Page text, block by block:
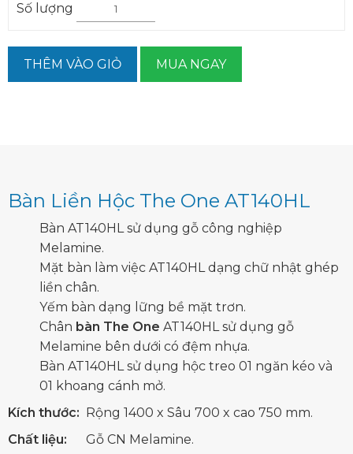
Số lượng
THÊM VÀO GIỎ MUA NGAY
Bàn Liền Hộc The One AT140HL
Bàn AT140HL sử dụng gỗ công nghiệp
Melamine.
Mặt bàn làm việc AT140HL dạng chữ nhật ghép
liền chân.
Yếm bàn dạng lững bề mặt trơn.
Chân bàn The One AT140HL sử dụng gỗ
Melamine bên dưới có đệm nhựa.
Bàn AT140HL sử dụng hộc treo 01 ngăn kéo và
01 khoang cánh mở.
Kích thước: Rộng 1400 x Sâu 700 x cao 750 mm.
Chất liệu:
Gỗ CN Melamine.